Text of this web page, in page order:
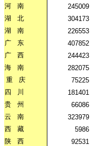
河
南 245009
湖
北 304173
湖
南 226553
广
东 407852
广
西 244423
海
南 282075
重
庆 75225
四
川 181401
贵
州 66086
云
南 323979
西
藏 5986
陕
西 92531